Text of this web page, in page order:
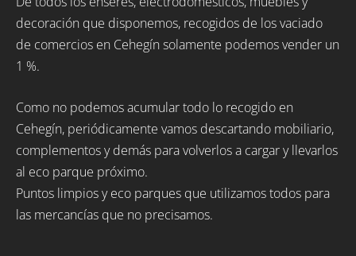
decoración que disponemos, recogidos de los vaciado
de comercios en Cehegín solamente podemos vender un
1 %.
Como no podemos acumular todo lo recogido en
Cehegín, periódicamente vamos descartando mobiliario,
complementos y demás para volverlos a cargar y llevarlos
al eco parque próximo.
Puntos limpios y eco parques que utilizamos todos para
las mercancías que no precisamos.